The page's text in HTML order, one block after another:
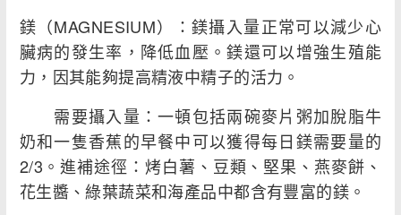
鎂（MAGNESIUM）：鎂攝入量正常可以減少心
臟病的發生率，降低血壓。鎂還可以增強生殖能
力，因其能夠提高精液中精子的活力。
需要攝入量：一頓包括兩碗麥片粥加脫脂牛
奶和一隻香蕉的早餐中可以獲得每日鎂需要量的
2/3。進補途徑：烤白薯、豆類、堅果、燕麥餅、
花生醬、綠葉蔬菜和海產品中都含有豐富的鎂。